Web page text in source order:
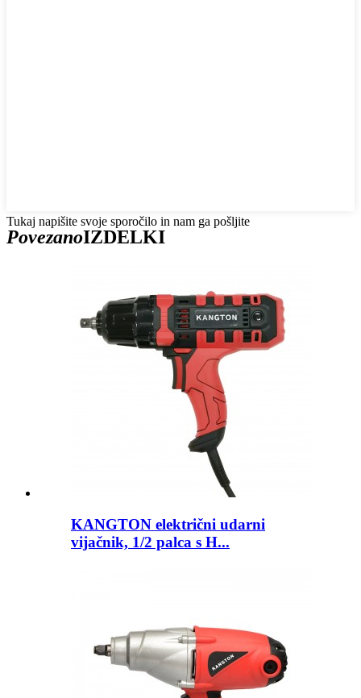
Tukaj napišite svoje sporočilo in nam ga pošljite
PovezanoIZDELKI
KANGTON električni udarni
vijačnik, 1/2 palca s H...